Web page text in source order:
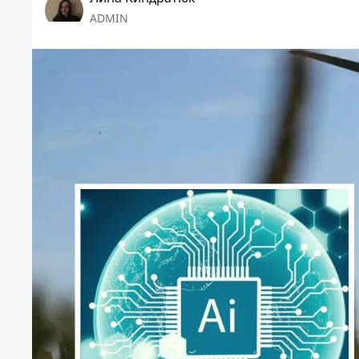
ADMIN